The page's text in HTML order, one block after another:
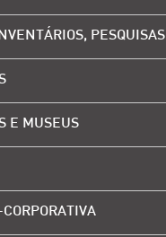
PESQUISAS
E MUSEUS
CORPORATIVA